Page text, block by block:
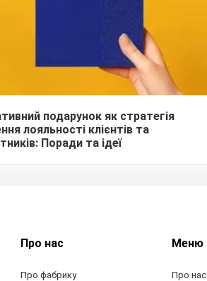
подарунок як стратегія
лояльності клієнтів та
Поради та ідеї
Про нас
Про фабрику
Меню
Про нас